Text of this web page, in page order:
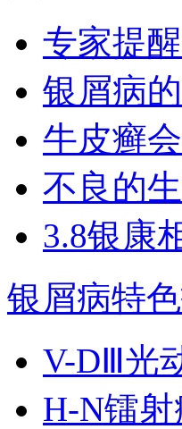
专家提
银屑病
牛皮癣
不良的
3.8银康
银屑病特
V-DⅢ光
H-N镭